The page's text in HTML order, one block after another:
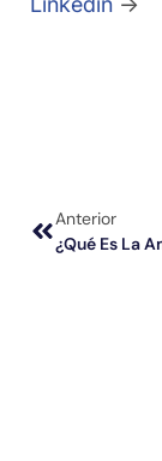
Anterior